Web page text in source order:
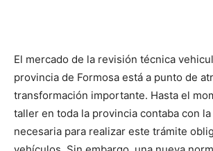
es
lo
El mercado de la revisión técnica
provincia de Formosa está a punto de
transformación importante. Hasta el
taller en toda la provincia contaba con
necesaria para realizar este trámite